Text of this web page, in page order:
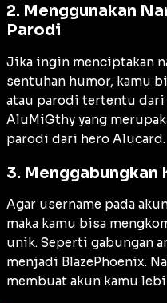
2. Menggunakan
Parodi
Jika ingin menciptakan
sentuhan humor, kamu
atau parodi tertentu dari
AluMiGthy yang
parodi dari hero Alucard.
3. Menggabungkan
Agar username pada
maka kamu bisa
unik. Seperti gabungan
menjadi BlazePhoenix.
membuat akun kamu